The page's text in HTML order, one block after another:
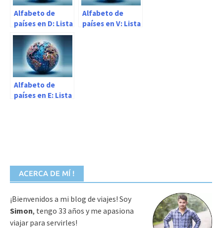
Alfabeto de
países en D: Lista
completa
Alfabeto de
países en V: Lista
Alfabeto de
países en E: Lista
ACERCA DE MÍ !
¡Bienvenidos a mi blog de viajes! Soy
Simon, tengo 33 años y me apasiona
viajar para servirles!